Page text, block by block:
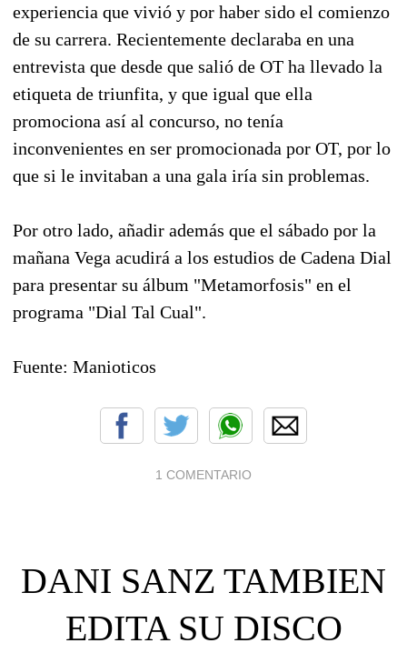
experiencia que vivió y por haber sido el comienzo
de su carrera. Recientemente declaraba en una
entrevista que desde que salió de OT ha llevado la
etiqueta de triunfita, y que igual que ella
promociona así al concurso, no tenía
inconvenientes en ser promocionada por OT, por lo
que si le invitaban a una gala iría sin problemas.
Por otro lado, añadir además que el sábado por la
mañana Vega acudirá a los estudios de Cadena Dial
para presentar su álbum "Metamorfosis" en el
programa "Dial Tal Cual".
Fuente: Manioticos
1 COMENTARIO
DANI SANZ TAMBIEN
EDITA SU DISCO